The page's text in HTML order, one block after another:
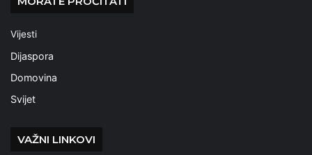
Vijesti
Dijaspora
Domovina
Svijet
VAŽNI LINKOVI